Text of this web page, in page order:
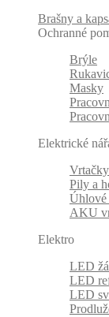
Brašny a
Ochranné
Brýle
Masky
Elektrické
Pily a
Úhlové
AKU
Elektro
LED
LED
LED